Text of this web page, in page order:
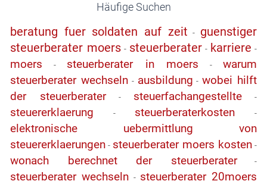
Häufige Suchen
beratung fuer soldaten auf zeit - guenstiger
steuerberater moers - steuerberater - karriere -
moers - steuerberater in moers - warum
steuerberater wechseln- ausbildung -wobei hilft
der steuerberater- steuerfachangestellte -
steuererklaerung - steuerberaterkosten -
elektronische uebermittlung von
steuererklaerungen - steuerberater moers kosten -
wonach berechnet der steuerberater-
steuerberater wechseln - steuerberater 20moers